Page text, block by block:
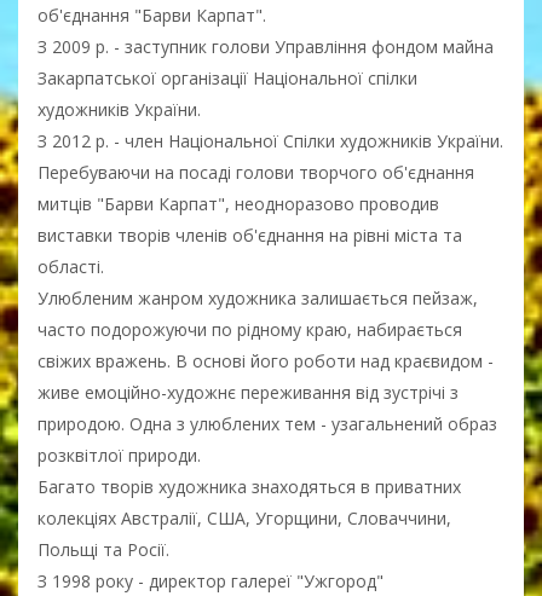
об'єднання "Барви Карпат".
З 2009 р. - заступник голови Управління фондом майна
Закарпатської організації Національної спілки
художників України.
З 2012 р. - член Національної Спілки художників України.
Перебуваючи на посаді голови творчого об'єднання
митців "Барви Карпат", неодноразово проводив
виставки творів членів об'єднання на рівні міста та
області.
Улюбленим жанром художника залишається пейзаж,
часто подорожуючи по рідному краю, набирається
свіжих вражень. В основі його роботи над краєвидом -
живе емоційно-художнє переживання від зустрічі з
природою. Одна з улюблених тем - узагальнений образ
розквітлої природи.
Багато творів художника знаходяться в приватних
колекціях Австралії, США, Угорщини, Словаччини,
Польщі та Росії.
З 1998 року - директор галереї "Ужгород"